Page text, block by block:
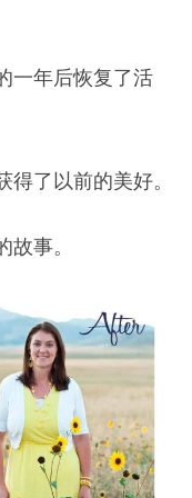
一年后恢复了活
了以前的美好。
事。